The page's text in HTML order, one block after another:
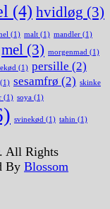
(4) hvidløg (3)
(1) malt (1) mandler (1)
mel (3) morgenmad (1)
(1) persille (2)
(1) sesamfrø (2) skinke
(1) soya (1)
svinekød (1) tahin (1)
. All Rights
By Blossom